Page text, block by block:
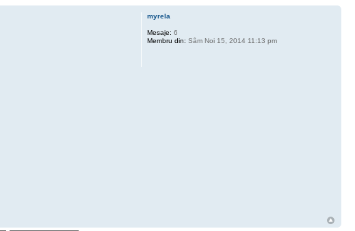
myrela
Mesaje: 6
Membru din: Sâm Noi 15, 2014 11:13 pm